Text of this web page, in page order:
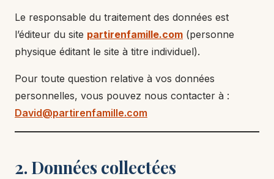
Le responsable du traitement des données est
l’éditeur du site partirenfamille.com (personne
physique éditant le site à titre individuel).
Pour toute question relative à vos données
personnelles, vous pouvez nous contacter à :
David@partirenfamille.com
2. Données collectées